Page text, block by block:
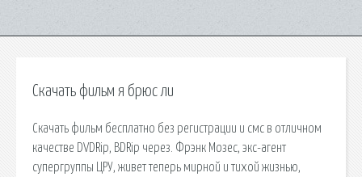
Скачать фильм я брюс ли
Скачать фильм бесплатно без регистрации и смс в отличном
качестве DVDRip, BDRip через. Фрэнк Мозес, экс-агент
супергруппы ЦРУ, живет теперь мирной и тихой жизнью,